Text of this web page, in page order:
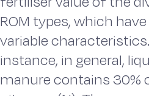
ROM types, which
variable
instance, in general,
manure contains 30%